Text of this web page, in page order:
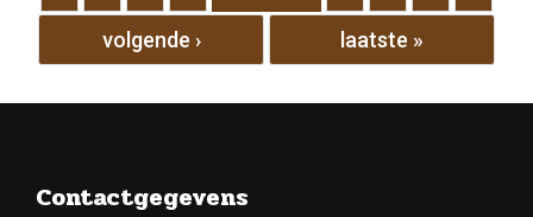
volgende › laatste »
Contactgegevens